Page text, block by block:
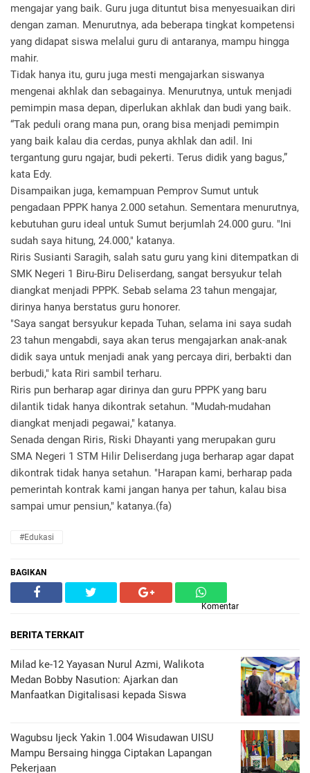
mengajar yang baik. Guru juga dituntut bisa menyesuaikan diri
dengan zaman. Menurutnya, ada beberapa tingkat kompetensi
yang didapat siswa melalui guru di antaranya, mampu hingga
mahir.
Tidak hanya itu, guru juga mesti mengajarkan siswanya
mengenai akhlak dan sebagainya. Menurutnya, untuk menjadi
pemimpin masa depan, diperlukan akhlak dan budi yang baik.
“Tak peduli orang mana pun, orang bisa menjadi pemimpin
yang baik kalau dia cerdas, punya akhlak dan adil. Ini
tergantung guru ngajar, budi pekerti. Terus didik yang bagus,”
kata Edy.
Disampaikan juga, kemampuan Pemprov Sumut untuk
pengadaan PPPK hanya 2.000 setahun. Sementara menurutnya,
kebutuhan guru ideal untuk Sumut berjumlah 24.000 guru. "Ini
sudah saya hitung, 24.000," katanya.
Riris Susianti Saragih, salah satu guru yang kini ditempatkan di
SMK Negeri 1 Biru-Biru Deliserdang, sangat bersyukur telah
diangkat menjadi PPPK. Sebab selama 23 tahun mengajar,
dirinya hanya berstatus guru honorer.
"Saya sangat bersyukur kepada Tuhan, selama ini saya sudah
23 tahun mengabdi, saya akan terus mengajarkan anak-anak
didik saya untuk menjadi anak yang percaya diri, berbakti dan
berbudi," kata Riri sambil terharu.
Riris pun berharap agar dirinya dan guru PPPK yang baru
dilantik tidak hanya dikontrak setahun. "Mudah-mudahan
diangkat menjadi pegawai," katanya.
Senada dengan Riris, Riski Dhayanti yang merupakan guru
SMA Negeri 1 STM Hilir Deliserdang juga berharap agar dapat
dikontrak tidak hanya setahun. "Harapan kami, berharap pada
pemerintah kontrak kami jangan hanya per tahun, kalau bisa
sampai umur pensiun," katanya.(fa)
#Edukasi
BAGIKAN
Komentar
BERITA TERKAIT
Milad ke-12 Yayasan Nurul Azmi, Walikota
Medan Bobby Nasution: Ajarkan dan
Manfaatkan Digitalisasi kepada Siswa
Wagubsu Ijeck Yakin 1.004 Wisudawan UISU
Mampu Bersaing hingga Ciptakan Lapangan
Pekerjaan